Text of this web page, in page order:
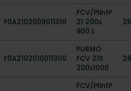
F0A2102009011310
FCV/PlintP
21 200x
900 L
F0A2102010011300
PURMO
FCV 21S
200x1000
FCV/PlintP